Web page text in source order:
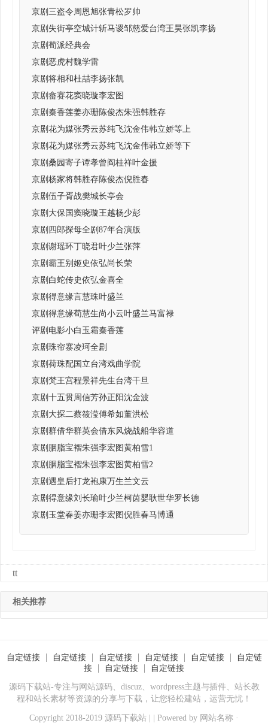
京剧三盗令周恩旭张青松罗帅
京剧失街亭空城计斩马谡邹慈爱台湾王昊张凯李扬
京剧荀派经典会
京剧恶虎村魏学雷
京剧将相和杜喆李扬张凯
京剧畲赛花窦晓璇李宏图
京剧秦香莲姜亦珊陈俊杰朱强韩胜存
京剧花为媒张秀云苏纯飞沈金伟韩立娇等上
京剧花为媒张秀云苏纯飞沈金伟韩立娇等下
京剧桑园寄子谭孝曾阎桂祥叶金援
京剧杨家将韩胜存陈俊杰倪胜春
京剧伍子胥战樊城长亭会
京剧大保国窦晓璇王越杨少彭
京剧四郎探母全剧87年合演版
京剧谢瑶环丁晓君叶少兰张萍
京剧霸王别姬史依弘尚长荣
京剧白蛇传史依弘金喜全
京剧得意缘言慧珠叶盛兰
京剧得意缘荀慧生尚小云叶盛兰马富禄
评剧电影小白玉霜秦香莲
京剧珠帘寨凌珂全剧
京剧荷珠配国立台湾戏曲学院
京剧梵王宫程景祥先生台湾干旦
京剧十五贯周信芳孙正阳沈金波
京剧大探二蔡筱滢傅希如董洪松
京剧群借华群英会借东风烧战船华容道
京剧胭脂宝褶朱强李宏图黄柏雪1
京剧胭脂宝褶朱强李宏图黄柏雪2
京剧遇皇后打龙袍康万生兰文云
京剧得意缘刘长瑜叶少兰柯茵婴耿世华罗长德
京剧玉堂春姜亦珊李宏图倪胜春马博通
tt
相关推荐
自定链接 自定链接 自定链接 自定链接 自定链接
自定链
接
自定链接 自定链接
源码下载站-专注与网站源码、discuz、wordpress主题与插件、站长教
程和站长素材等资源的分享与下载，让您轻松建站，运营无忧！
Copyright 2018-2019 源码下载站 | | Powered by 网站名称 ·